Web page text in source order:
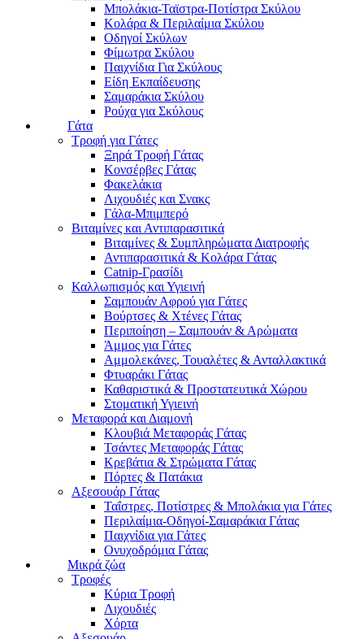
Μπολάκια-Ταϊστρα-Ποτίστρα Σκύλου
Κολάρα & Περιλαίμια Σκύλου
Οδηγοί Σκύλων
Φίμωτρα Σκύλου
Παιχνίδια Για Σκύλους
Είδη Εκπαίδευσης
Σαμαράκια Σκύλου
Ρούχα για Σκύλους
Γάτα
Τροφή για Γάτες
Ξηρά Τροφή Γάτας
Κονσέρβες Γάτας
Φακελάκια
Λιχουδιές και Σνακς
Γάλα-Μπιμπερό
Βιταμίνες και Αντιπαρασιτικά
Βιταμίνες & Συμπληρώματα Διατροφής
Αντιπαρασιτικά & Κολάρα Γάτας
Catnip-Γρασίδι
Καλλωπισμός και Υγιεινή
Σαμπουάν Αφρού για Γάτες
Βούρτσες & Χτένες Γάτας
Περιποίηση – Σαμπουάν & Αρώματα
Άμμος για Γάτες
Αμμολεκάνες, Τουαλέτες & Ανταλλακτικά
Φτυαράκι Γάτας
Καθαριστικά & Προστατευτικά Χώρου
Στοματική Υγιεινή
Μεταφορά και Διαμονή
Κλουβιά Μεταφοράς Γάτας
Τσάντες Μεταφοράς Γάτας
Κρεβάτια & Στρώματα Γάτας
Πόρτες & Πατάκια
Αξεσουάρ Γάτας
Ταΐστρες, Ποτίστρες & Μπολάκια για Γάτες
Περιλαίμια-Οδηγοί-Σαμαράκια Γάτας
Παιχνίδια για Γάτες
Ονυχοδρόμια Γάτας
Μικρά ζώα
Τροφές
Κύρια Τροφή
Λιχουδιές
Χόρτα